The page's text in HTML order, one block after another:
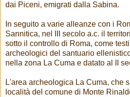
dai Piceni, emigrati dalla Sabina.
In seguito a varie alleanze con i
Sannitica, nel III secolo a.c. il
sotto il controllo di Roma, come
archeologici del santuario
nella zona La Cuma e datato al II
L'area archeologica La Cuma, che
località del comune di Monte